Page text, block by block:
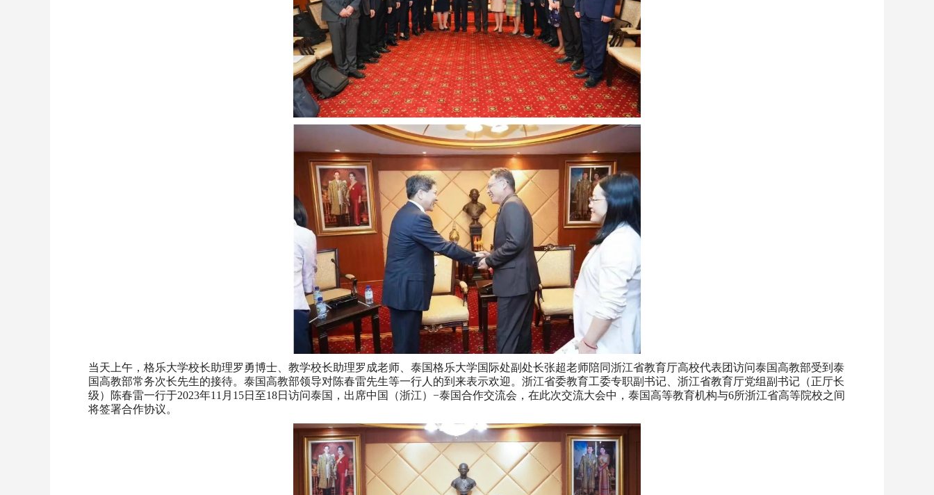
当天上午，格乐大学校长助理罗勇博士、教学校长助理罗成老师、泰国格乐大学国际处副处长张超老师陪同浙江省教育厅高校代表团访问泰国高教部受到泰
国高教部常务次长先生的接待。泰国高教部领导对陈春雷先生等一行人的到来表示欢迎。浙江省委教育工委专职副书记、浙江省教育厅党组副书记（正厅长
级）陈春雷一行于2023年11月15日至18日访问泰国，出席中国（浙江）−泰国合作交流会，在此次交流大会中，泰国高等教育机构与6所浙江省高等院校之间
将签署合作协议。